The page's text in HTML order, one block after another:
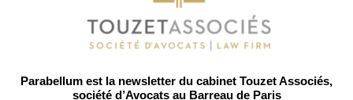
Parabellum est la newsletter du cabinet Touzet Associés,
société d’Avocats au Barreau de Paris